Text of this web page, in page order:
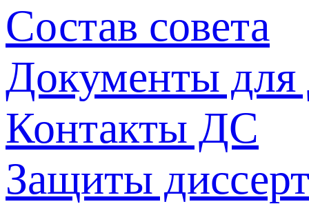
Состав совета
Документы
Контакты ДС
Защиты